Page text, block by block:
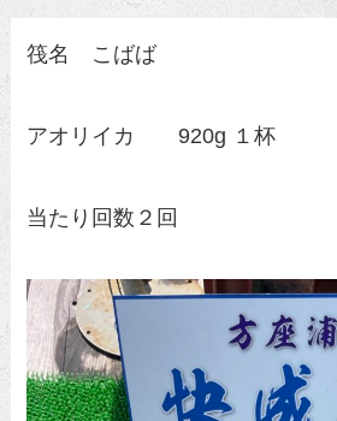
筏名 こばば
アオリイカ 920g １杯
当たり回数２回